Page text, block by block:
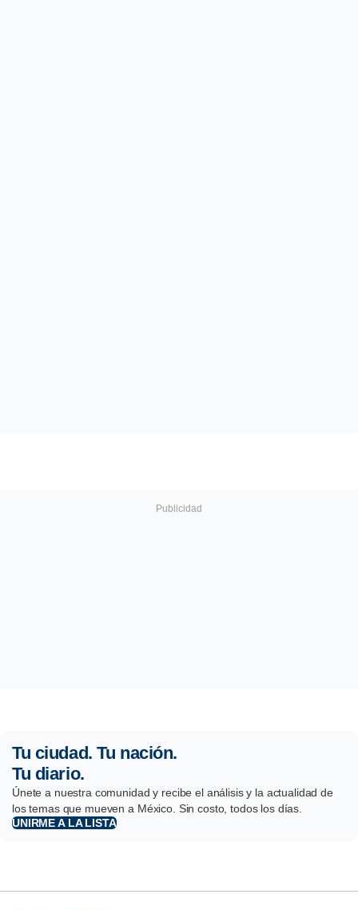
Tu ciudad. Tu nación.
Tu diario.
Únete a nuestra comunidad y recibe el análisis y la actualidad de
los temas que mueven a México. Sin costo, todos los días.
UNIRME A LA LISTA